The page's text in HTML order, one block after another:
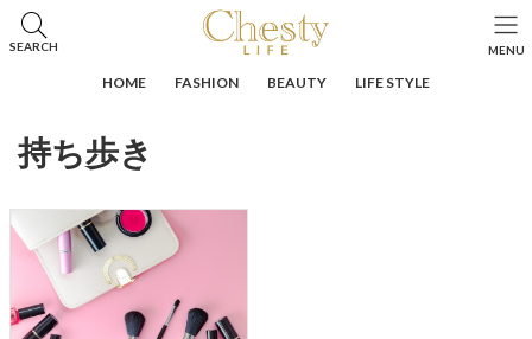
テ
プ
ゲ
動
SEARCH
HOME FASHION BEAUTY LIFE STYLE
HOME 持ち歩き
持ち歩き
MENU